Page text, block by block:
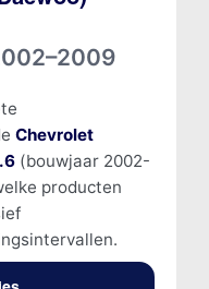
Chevrolet
(bouwjaar 2002-
producten